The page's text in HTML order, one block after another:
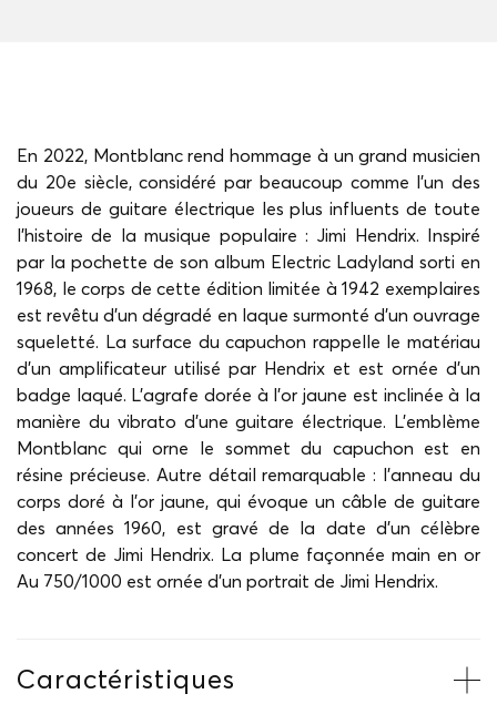
En 2022, Montblanc rend hommage à un grand musicien
du 20e siècle, considéré par beaucoup comme l'un des
joueurs de guitare électrique les plus influents de toute
l'histoire de la musique populaire : Jimi Hendrix. Inspiré
par la pochette de son album Electric Ladyland sorti en
1968, le corps de cette édition limitée à 1942 exemplaires
est revêtu d’un dégradé en laque surmonté d’un ouvrage
squeletté. La surface du capuchon rappelle le matériau
d'un amplificateur utilisé par Hendrix et est ornée d'un
badge laqué. L’agrafe dorée à l’or jaune est inclinée à la
manière du vibrato d'une guitare électrique. L’emblème
Montblanc qui orne le sommet du capuchon est en
résine précieuse. Autre détail remarquable : l’anneau du
corps doré à l'or jaune, qui évoque un câble de guitare
des années 1960, est gravé de la date d’un célèbre
concert de Jimi Hendrix. La plume façonnée main en or
Au 750/1000 est ornée d'un portrait de Jimi Hendrix.
Caractéristiques